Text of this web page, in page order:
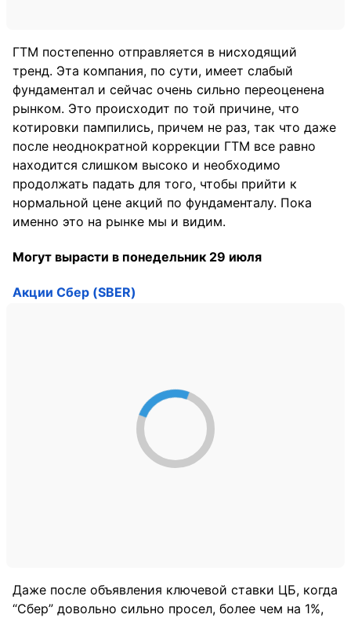
ГТМ постепенно отправляется в нисходящий
тренд. Эта компания, по сути, имеет слабый
фундаментал и сейчас очень сильно переоценена
рынком. Это происходит по той причине, что
котировки пампились, причем не раз, так что даже
после неоднократной коррекции ГТМ все равно
находится слишком высоко и необходимо
продолжать падать для того, чтобы прийти к
нормальной цене акций по фундаменталу. Пока
именно это на рынке мы и видим.
Могут вырасти в понедельник 29 июля
Акции Сбер (SBER)
Даже после объявления ключевой ставки ЦБ, когда
“Сбер” довольно сильно просел, более чем на 1%,